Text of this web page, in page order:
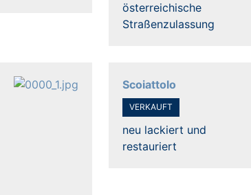
österreichische
Straßenzulassung
Scoiattolo
VERKAUFT
neu lackiert und
restauriert